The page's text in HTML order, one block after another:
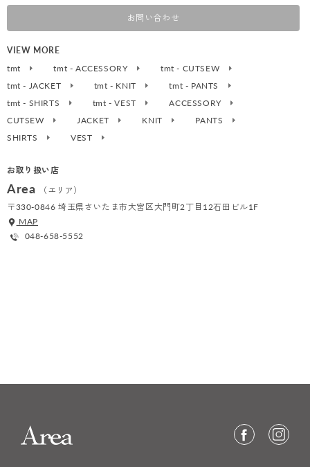
お問い合わせ
VIEW MORE
tmt
tmt - ACCESSORY
tmt - CUTSEW
tmt - JACKET
tmt - KNIT
tmt - PANTS
tmt - SHIRTS
tmt - VEST
ACCESSORY
CUTSEW
JACKET KNIT
PANTS
SHIRTS
VEST
お取り扱い店
Area
（エリア）
〒330-0846 埼玉県さいたま市大宮区大門町2丁目12石田ビル1F
MAP
048-658-5552